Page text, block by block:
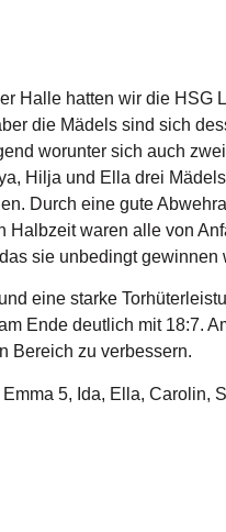
Halle hatten wir die
die Mädels sind sich
worunter sich auch
Hilja und Ella drei
Durch eine gute
Halbzeit waren alle von
sie unbedingt gewinnen
eine starke
Ende deutlich mit 18:7.
Bereich zu verbessern.
5, Ida, Ella, Carolin,